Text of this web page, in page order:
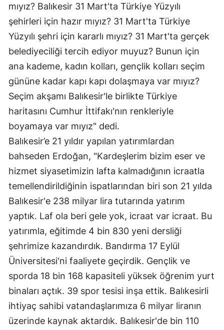
mıyız? Balıkesir 31 Mart'ta Türkiye Yüzyılı
şehirleri için hazır mıyız? 31 Mart'ta Türkiye
Yüzyılı şehri için kararlı mıyız? 31 Mart'ta gerçek
belediyeciliği tercih ediyor muyuz? Bunun için
ana kademe, kadın kolları, gençlik kolları seçim
gününe kadar kapı kapı dolaşmaya var mıyız?
Seçim akşamı Balıkesir'le birlikte Türkiye
haritasını Cumhur İttifakı'nın renkleriyle
boyamaya var mıyız" dedi.
Balıkesir’e 21 yıldır yapılan yatırımlardan
bahseden Erdoğan, "Kardeşlerim bizim eser ve
hizmet siyasetimizin lafta kalmadığının icraatla
temellendirildiğinin ispatlarından biri son 21 yılda
Balıkesir'e 238 milyar lira tutarında yatırım
yaptık. Laf ola beri gele yok, icraat var icraat. Bu
yatırımla, eğitimde 4 bin 830 yeni dersliği
şehrimize kazandırdık. Bandırma 17 Eylül
Üniversitesi'ni faaliyete geçirdik. Gençlik ve
sporda 18 bin 168 kapasiteli yüksek öğrenim yurt
binaları açtık. 39 spor tesisi inşa ettik. Balıkesirli
ihtiyaç sahibi vatandaşlarımıza 6 milyar liranın
üzerinde kaynak aktardık. Balıkesir'de bin 110